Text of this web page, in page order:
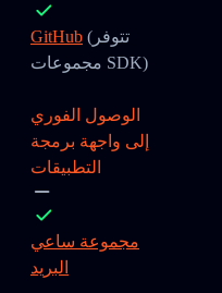
GitHub (تتوفر
مجموعات SDK)
الوصول الفوري
إلى واجهة برمجة
التطبيقات
مجموعة ساعي
البريد